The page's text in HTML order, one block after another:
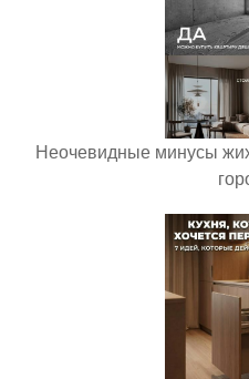
Неочевидные минусы